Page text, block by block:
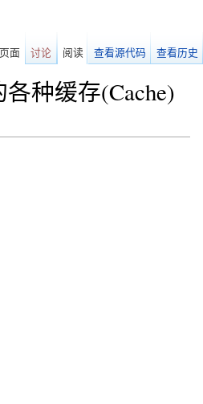
种缓存(Cache)
页面 讨论 阅读 查看源代码 查看历史